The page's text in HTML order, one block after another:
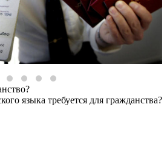
языка требуется для гражданства?